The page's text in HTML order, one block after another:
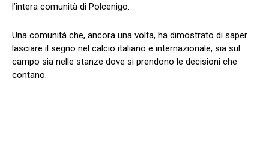
l’intera comunità di Polcenigo.
Una comunità che, ancora una volta, ha dimostrato di saper
lasciare il segno nel calcio italiano e internazionale, sia sul
campo sia nelle stanze dove si prendono le decisioni che
contano.